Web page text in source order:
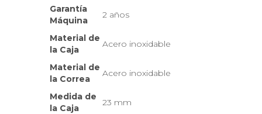
Garantía
Máquina
2 años
Material de
la Caja
Acero inoxidable
Material de
la Correa
Acero inoxidable
Medida de
la Caja
23 mm